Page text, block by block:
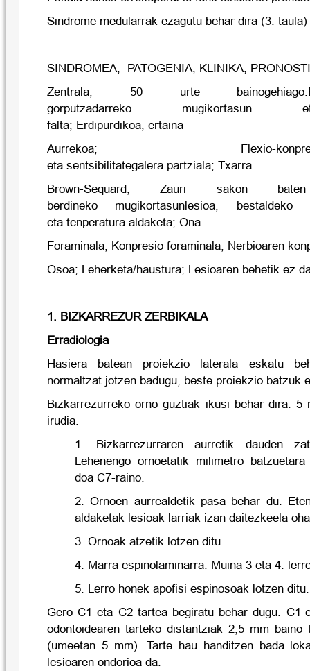
Sindrome medularrak ezagutu behar dira (3. taula)
SINDROMEA, PATOGENIA, KLINIKA,
Zentrala; 50 urte
gorputzadarreko mugikortasun
falta; Erdipurdikoa, ertaina
Aurrekoa; Flexio-
eta sentsibilitategalera partziala; Txarra
Brown-Sequard; Zauri sakon
berdineko mugikortasunlesioa, bestaldeko
eta tenperatura aldaketa; Ona
Foraminala; Konpresio foraminala; Nerbioaren
Osoa; Leherketa/haustura; Lesioaren behetik ez
1. BIZKARREZUR ZERBIKALA
Erradiologia
Hasiera batean proiekzio laterala eskatu
normaltzat jotzen badugu, beste proiekzio batzuk
Bizkarrezurreko orno guztiak ikusi behar dira. 5
irudia.
1. Bizkarrezurraren aurretik dauden
Lehenengo ornoetatik milimetro
doa C7-raino.
2. Ornoen aurrealdetik pasa behar du.
aldaketak lesioak larriak izan daitezkeela
3. Ornoak atzetik lotzen ditu.
4. Marra espinolaminarra. Muina 3 eta 4.
5. Lerro honek apofisi espinosoak lotzen ditu.
Gero C1 eta C2 tartea begiratu behar dugu. C1-
odontoidearen tarteko distantziak 2,5 mm baino
(umeetan 5 mm). Tarte hau handitzen bada
lesioaren ondorioa da.